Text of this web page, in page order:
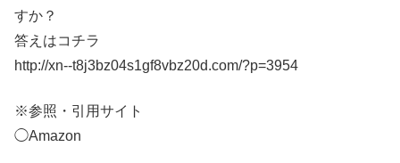
すか？
答えはコチラ
http://xn--t8j3bz04s1gf8vbz20d.com/?p=3954
※参照・引用サイト
◯Amazon